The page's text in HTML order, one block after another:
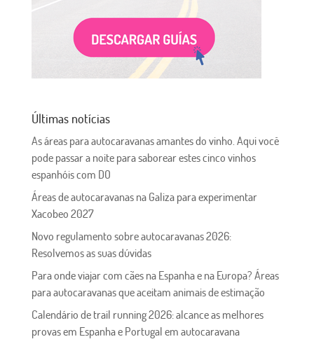
Últimas notícias
As áreas para autocaravanas amantes do vinho. Aqui você
pode passar a noite para saborear estes cinco vinhos
espanhóis com DO
Áreas de autocaravanas na Galiza para experimentar
Xacobeo 2027
Novo regulamento sobre autocaravanas 2026:
Resolvemos as suas dúvidas
Para onde viajar com cães na Espanha e na Europa? Áreas
para autocaravanas que aceitam animais de estimação
Calendário de trail running 2026: alcance as melhores
provas em Espanha e Portugal em autocaravana